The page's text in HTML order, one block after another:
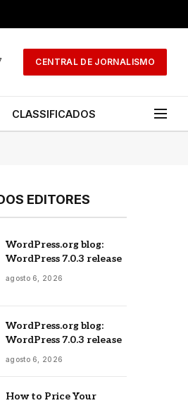
CENTRAL DE JORNALISMO
CLASSIFICADOS
EDITORES
WordPress.org blog:
WordPress 7.0.3 release
agosto 6, 2026
WordPress.org blog:
WordPress 7.0.3 release
agosto 6, 2026
How to Price Your